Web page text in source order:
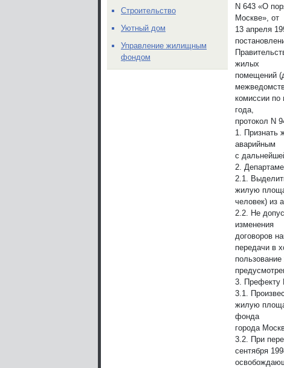
N 643 «О
Москве», от
13 апреля
жилых
помещений
комиссии по
года,
протокол N
1. Признать
аварийным
с
2.
2.1.
жилую
человек) из
2.2. Не
изменения
договоров
передачи в
3. Префекту
3.1.
жилую
фонда
города
3.2. При
сентября
Строительство
Уютный дом
Управление жилищным
фондом